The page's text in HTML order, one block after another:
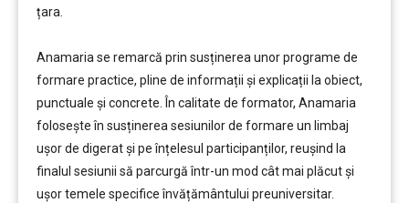
țara.
Anamaria se remarcă prin susținerea unor programe de
formare practice, pline de informații și explicații la obiect,
punctuale și concrete. În calitate de formator, Anamaria
folosește în susținerea sesiunilor de formare un limbaj
ușor de digerat și pe înțelesul participanților, reușind la
finalul sesiunii să parcurgă într-un mod cât mai plăcut și
ușor temele specifice învățământului preuniversitar.